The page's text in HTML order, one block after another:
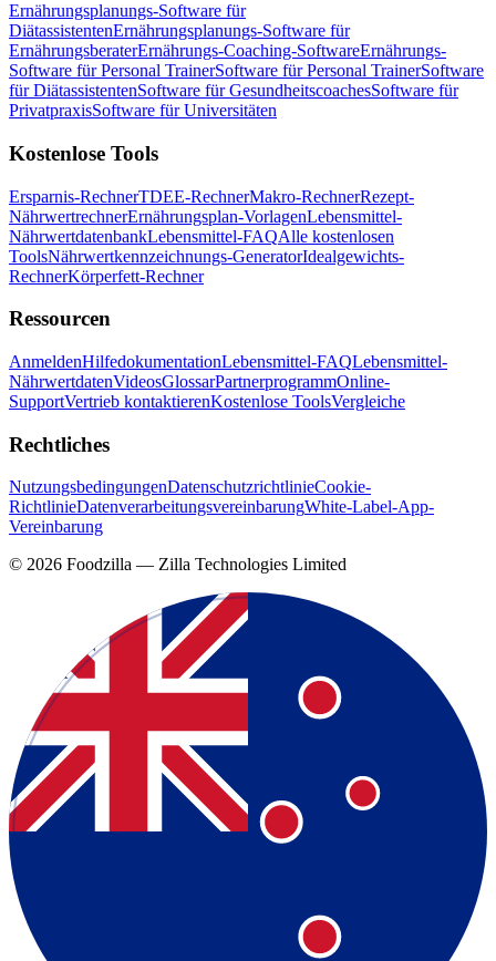
Ernährungsplanungs-Software für
DiätassistentenErnährungsplanungs-Software für
ErnährungsberaterErnährungs-Coaching-SoftwareErnährungs-
Software für Personal TrainerSoftware für Personal TrainerSoftware
für DiätassistentenSoftware für GesundheitscoachesSoftware für
PrivatpraxisSoftware für Universitäten
Kostenlose Tools
Ersparnis-RechnerTDEE-RechnerMakro-RechnerRezept-
NährwertrechnerErnährungsplan-VorlagenLebensmittel-
NährwertdatenbankLebensmittel-FAQAlle kostenlosen
ToolsNährwertkennzeichnungs-GeneratorIdealgewichts-
RechnerKörperfett-Rechner
Ressourcen
AnmeldenHilfedokumentationLebensmittel-FAQLebensmittel-
NährwertdatenVideosGlossarPartnerprogrammOnline-
SupportVertrieb kontaktierenKostenlose ToolsVergleiche
Rechtliches
NutzungsbedingungenDatenschutzrichtlinieCookie-
RichtlinieDatenverarbeitungsvereinbarungWhite-Label-App-
Vereinbarung
© 2026 Foodzilla — Zilla Technologies Limited